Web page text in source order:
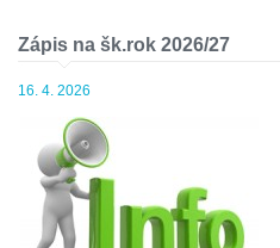
Zápis na šk.rok 2026/27
16. 4. 2026